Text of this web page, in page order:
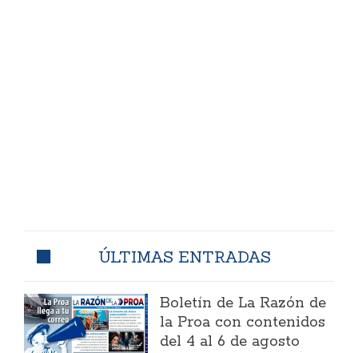
ÚLTIMAS ENTRADAS
Boletín de La Razón de
la Proa con contenidos
del 4 al 6 de agosto